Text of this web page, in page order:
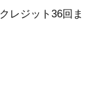
レジット36回ま